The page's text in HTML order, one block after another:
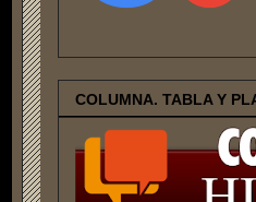
COLUMNA. TABLA Y